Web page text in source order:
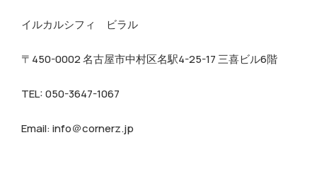
イルカルシフィ ビラル
〒450-0002 名古屋市中村区名駅4-25-17 三喜ビル6階
TEL: 050-3647-1067
Email: info＠cornerz.jp